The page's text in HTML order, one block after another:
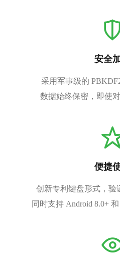
安全
采用军事级的
数据始终保密，即使
便捷
创新专利键盘形式，验
同时支持 Android 8.0+